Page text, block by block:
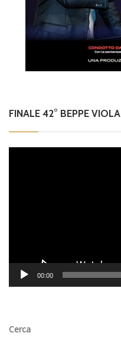
FINALE 42° BEPPE VIOLA
00:00
Cerca